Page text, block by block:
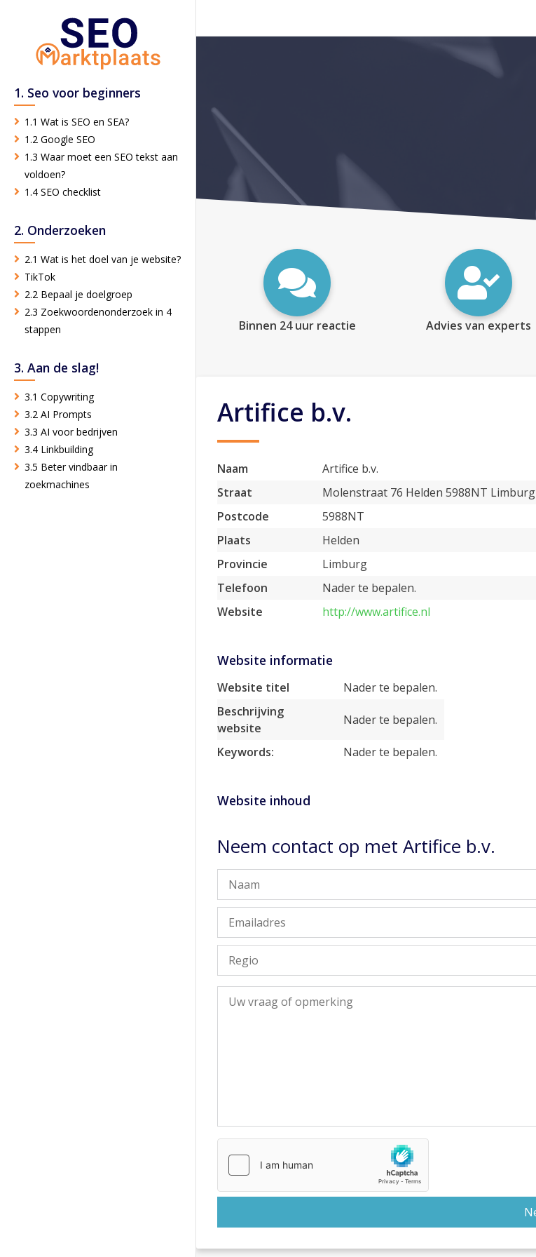
1. Seo voor beginners
1.1 Wat is SEO en SEA?
1.2 Google SEO
1.3 Waar moet een SEO tekst aan
voldoen?
1.4 SEO checklist
2. Onderzoeken
2.1 Wat is het doel van je website?
TikTok
2.2 Bepaal je doelgroep
2.3 Zoekwoordenonderzoek in 4
stappen
3. Aan de slag!
3.1 Copywriting
3.2 AI Prompts
3.3 AI voor bedrijven
3.4 Linkbuilding
3.5 Beter vindbaar in
zoekmachines
Binnen 24 uur reactie Advies van experts
Artifice b.v.
Naam
Artifice b.v.
Straat
Molenstraat 76 Helden 5988NT Limburg
Postcode
5988NT
Plaats
Helden
Provincie
Limburg
Telefoon
Nader te bepalen.
Website
http://www.artifice.nl
Website informatie
Website titel
Nader te bepalen.
Beschrijving
website
Nader te bepalen.
Keywords: Nader te bepalen.
Website inhoud
Neem contact op met Artifice b.v.